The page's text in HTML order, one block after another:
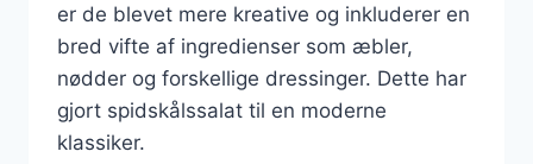
er de blevet mere kreative og inkluderer en
bred vifte af ingredienser som æbler,
nødder og forskellige dressinger. Dette har
gjort spidskålssalat til en moderne
klassiker.